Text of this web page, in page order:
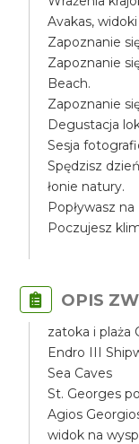
Avakas,
Zapoznanie
Zapoznanie
Beach.
Zapoznanie
Degustacja
Sesja
Spędzisz
łonie natury.
Popływasz
Poczujesz
OPIS
zatoka i plaża
Endro III
Sea Caves
St. Georges
Agios
widok na